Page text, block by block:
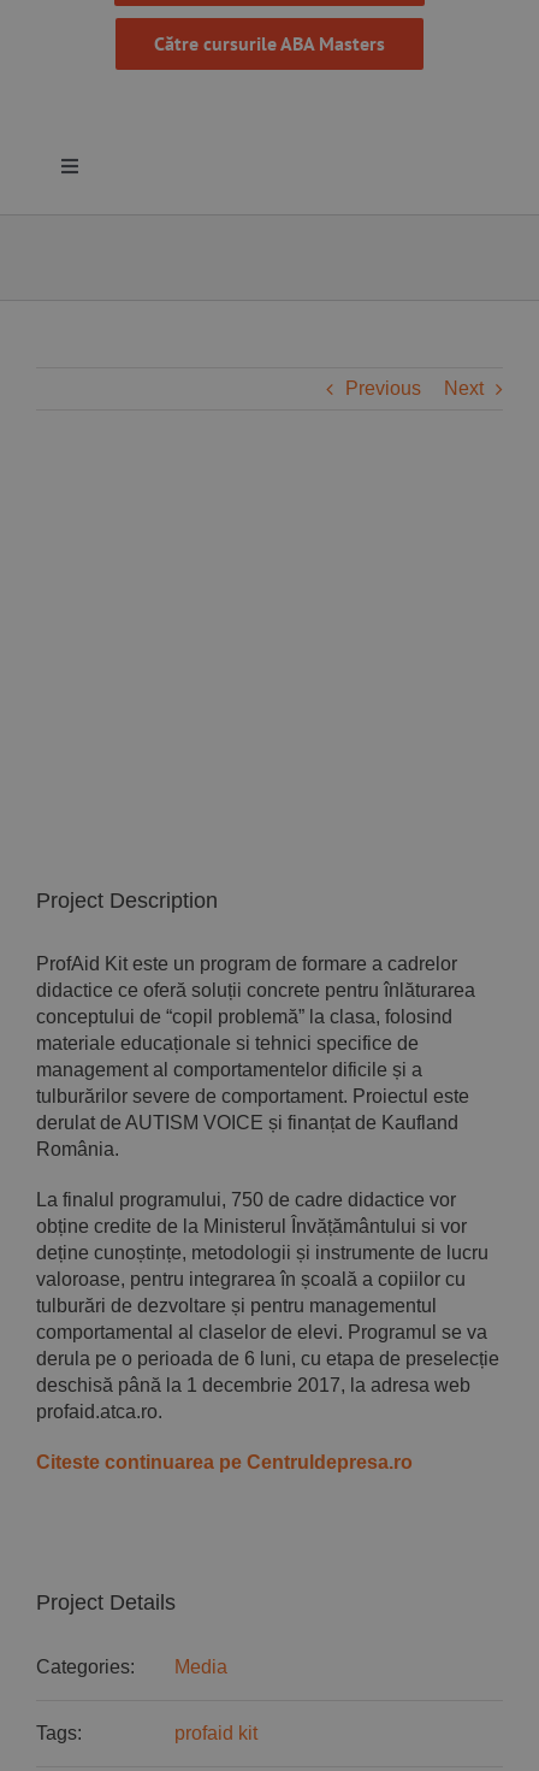
Către cursurile ABA Masters
Toggle
Previous Next
Project Description
ProfAid Kit este un program de formare a cadrelor
didactice ce oferă soluții concrete pentru înlăturarea
conceptului de “copil problemă” la clasa, folosind
materiale educaționale si tehnici specifice de
management al comportamentelor dificile și a
tulburărilor severe de comportament. Proiectul este
derulat de AUTISM VOICE și finanțat de Kaufland
România.
La finalul programului, 750 de cadre didactice vor
obține credite de la Ministerul Învățământului si vor
deține cunoștințe, metodologii și instrumente de lucru
valoroase, pentru integrarea în școală a copiilor cu
tulburări de dezvoltare și pentru managementul
comportamental al claselor de elevi. Programul se va
derula pe o perioada de 6 luni, cu etapa de preselecție
deschisă până la 1 decembrie 2017, la adresa web
profaid.atca.ro.
Citeste continuarea pe Centruldepresa.ro
Project Details
Categories: Media
Tags: profaid kit